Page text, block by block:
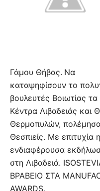
Γάμου Θήβας. Να
καταψηφίσουν το
βουλευτές Βοιωτίας
Κέντρα Λιβαδειάς και
Θερμοπυλών,
Θεσπιείς. Με επιτυχία
ενδιαφέρουσα
στη Λιβαδειά.
ΒΡΑΒΕΙΟ ΣΤΑ
AWARDS.